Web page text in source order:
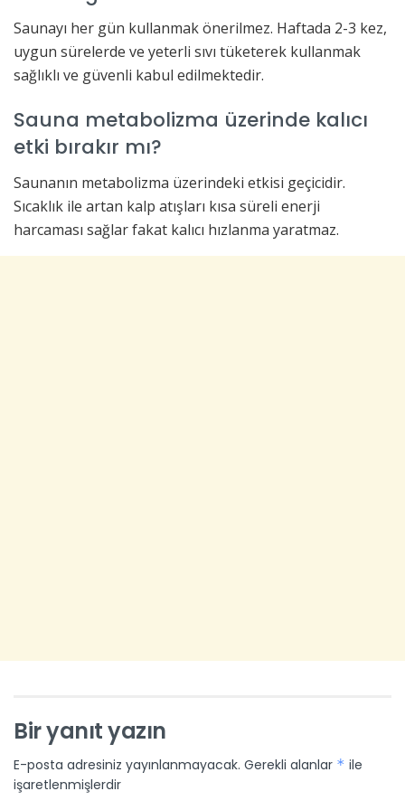
Saunayı her gün kullanmak önerilmez. Haftada 2-3 kez,
uygun sürelerde ve yeterli sıvı tüketerek kullanmak
sağlıklı ve güvenli kabul edilmektedir.
Sauna metabolizma üzerinde kalıcı
etki bırakır mı?
Saunanın metabolizma üzerindeki etkisi geçicidir.
Sıcaklık ile artan kalp atışları kısa süreli enerji
harcaması sağlar fakat kalıcı hızlanma yaratmaz.
Bir yanıt yazın
E-posta adresiniz yayınlanmayacak. Gerekli alanlar * ile
işaretlenmişlerdir